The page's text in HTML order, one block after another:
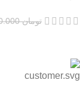
تومان710.000